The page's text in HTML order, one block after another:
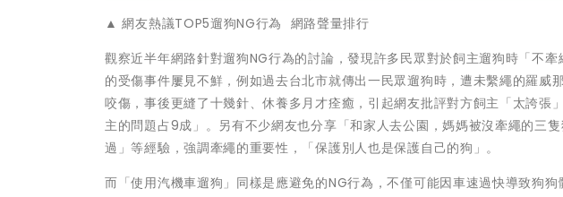
▲ 網友熱議TOP5遛狗NG行為 網路聲量排行
觀察近半年網路針對遛狗NG行為的討論，發現許多民眾對於飼主遛狗時「不
的受傷事件屢見不鮮，例如過去台北市就傳出一民眾遛狗時，遭未繫繩的羅威
咬傷，事後更縫了十幾針、休養多月才痊癒，引起網友批評對方飼主「太誇張
主的問題占9成」。另有不少網友也分享「和家人去公園，媽媽被沒牽繩的三
過」等經驗，強調牽繩的重要性，「保護別人也是保護自己的狗」。
而「使用汽機車遛狗」同樣是應避免的NG行為，不僅可能因車速過快導致狗